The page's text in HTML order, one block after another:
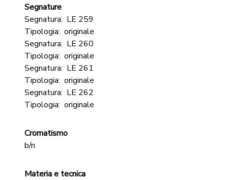
Segnature
Segnatura: LE 259
Tipologia: originale
Segnatura: LE 260
Tipologia: originale
Segnatura: LE 261
Tipologia: originale
Segnatura: LE 262
Tipologia: originale
Cromatismo
b/n
Materia e tecnica